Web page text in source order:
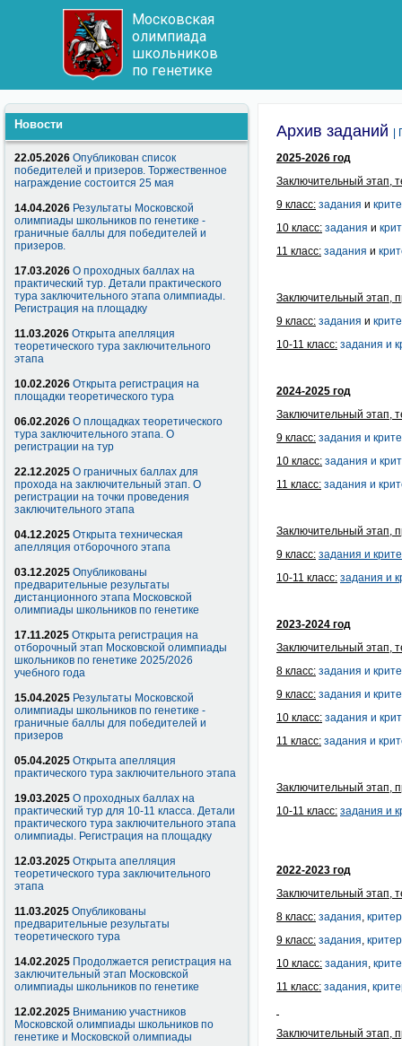
Московская
олимпиада
школьников
по генетике
Новости
22.05.2026 Опубликован список
победителей и призеров. Торжественное
награждение состоится 25 мая
14.04.2026 Результаты Московской
олимпиады школьников по генетике -
граничные баллы для победителей и
призеров.
17.03.2026 О проходных баллах на
практический тур. Детали практического
тура заключительного этапа олимпиады.
Регистрация на площадку
11.03.2026 Открыта апелляция
теоретического тура заключительного
этапа
10.02.2026 Открыта регистрация на
площадки теоретического тура
06.02.2026 О площадках теоретического
тура заключительного этапа. О
регистрации на тур
22.12.2025 О граничных баллах для
прохода на заключительный этап. О
регистрации на точки проведения
заключительного этапа
04.12.2025 Открыта техническая
апелляция отборочного этапа
03.12.2025 Опубликованы
предварительные результаты
дистанционного этапа Московской
олимпиады школьников по генетике
17.11.2025 Открыта регистрация на
отборочный этап Московской олимпиады
школьников по генетике 2025/2026
учебного года
15.04.2025 Результаты Московской
олимпиады школьников по генетике -
граничные баллы для победителей и
призеров
05.04.2025 Открыта апелляция
практического тура заключительного этапа
19.03.2025 О проходных баллах на
практический тур для 10-11 класса. Детали
практического тура заключительного этапа
олимпиады. Регистрация на площадку
12.03.2025 Открыта апелляция
теоретического тура заключительного
этапа
11.03.2025 Опубликованы
предварительные результаты
теоретического тура
14.02.2025 Продолжается регистрация на
заключительный этап Московской
олимпиады школьников по генетике
12.02.2025 Вниманию участников
Московской олимпиады школьников по
генетике и Московской олимпиады
Архив заданий
2025-2026 год
Заключительный этап,
9 класс: задания и
10 класс: задания и
11 класс: задания и
Заключительный этап,
9 класс: задания и
10-11 класс: задания и
2024-2025 год
Заключительный этап,
9 класс: задания и
10 класс: задания и
11 класс: задания и
Заключительный этап,
9 класс: задания и
10-11 класс: задания и
2023-2024 год
Заключительный этап,
8 класс: задания и
9 класс: задания и
10 класс: задания и
11 класс: задания и
Заключительный этап,
10-11 класс: задания и
2022-2023 год
Заключительный этап,
8 класс: задания,
9 класс: задания,
10 класс: задания,
11 класс: задания,
Заключительный этап,